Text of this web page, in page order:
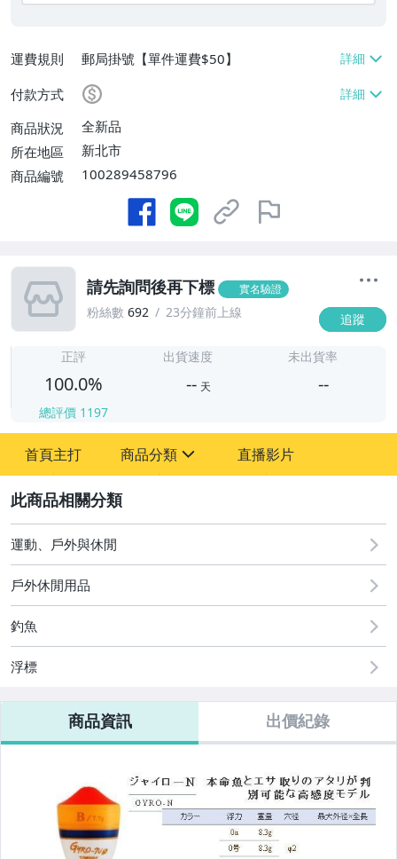
運費規則
郵局掛號【單件運費$50】
付款方式
商品狀況
全新品
所在地區
新北市
商品編號
100289458796
請先詢問後再下標 實名驗證
粉絲數 692 23分鐘前上線 追蹤
正評
100.0%
總評價 1197
出貨速度
-- 天
未出貨率
--
首頁主打 商品分類
運動、戶外與休閒
直播影片
運動、戶外與休閒
戶外休閒用品
釣魚
浮標
商品資訊 出價紀錄